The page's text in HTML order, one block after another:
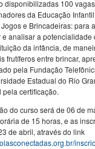
disponibilizadas 100
da Educação
e Brincadeiras: para
e analisar a potencialidade
da infância, de
frutíferos entre brincar,
pela Fundação
Estadual do Rio
pela certificação.
do curso será de 06 de
de 15 horas, e as
de abril, através do link